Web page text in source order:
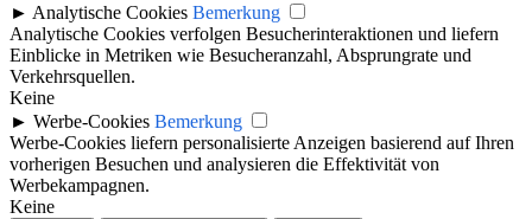
► Analytische Cookies Bemerkung
Analytische Cookies verfolgen Besucherinteraktionen und liefern
Einblicke in Metriken wie Besucheranzahl, Absprungrate und
Verkehrsquellen.
Keine
► Werbe-Cookies Bemerkung
Werbe-Cookies liefern personalisierte Anzeigen basierend auf Ihren
vorherigen Besuchen und analysieren die Effektivität von
Werbekampagnen.
Keine